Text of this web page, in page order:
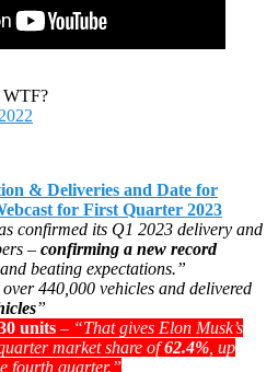
WTF?
& Deliveries and Date for
for First Quarter 2023
confirmed its Q1 2023 delivery and
– confirming a new record
beating expectations.”
440,000 vehicles and delivered
”
units – “That gives Elon Musk’s
market share of62.4% , up
fourth quarter.”